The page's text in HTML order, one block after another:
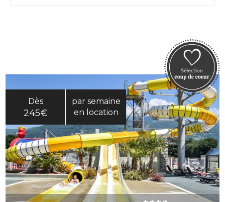
Dès
245€
par semaine
en location